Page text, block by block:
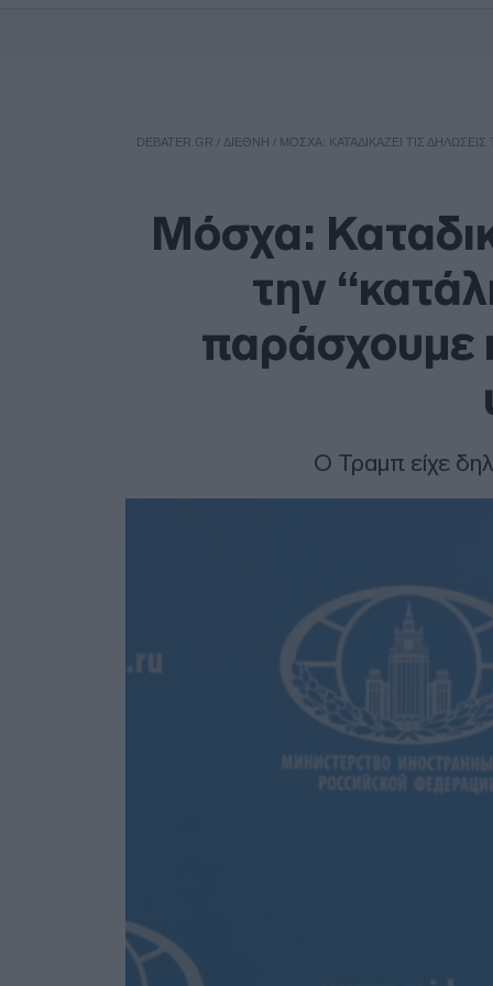
DEBATER.GR / ΔΙΕΘΝΗ / ΜΌΣΧΑ: ΚΑΤΑΔΙΚΆΖΕΙ ΤΙΣ
Μόσχα:
την
παράσχουμε
Ο Τραμπ είχε